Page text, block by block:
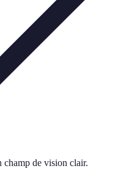
champ de vision clair.